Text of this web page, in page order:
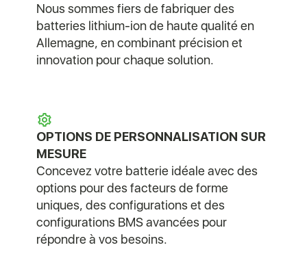
Nous sommes fiers de fabriquer des
batteries lithium-ion de haute qualité en
Allemagne, en combinant précision et
innovation pour chaque solution.
OPTIONS DE PERSONNALISATION SUR
MESURE
Concevez votre batterie idéale avec des
options pour des facteurs de forme
uniques, des configurations et des
configurations BMS avancées pour
répondre à vos besoins.